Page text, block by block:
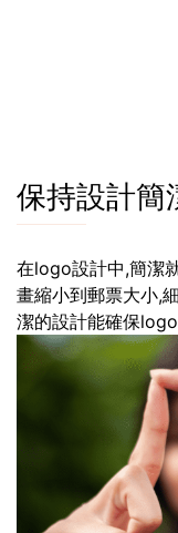
保持設計簡
在logo設計中,簡潔
畫縮小到郵票大小,
潔的設計能確保